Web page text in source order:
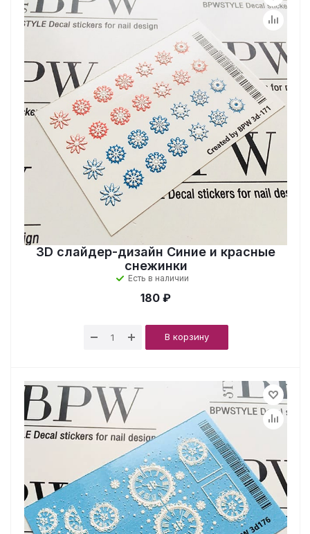
3D слайдер-дизайн Синие и красные
снежинки
Есть в наличии
180 ₽
В корзину